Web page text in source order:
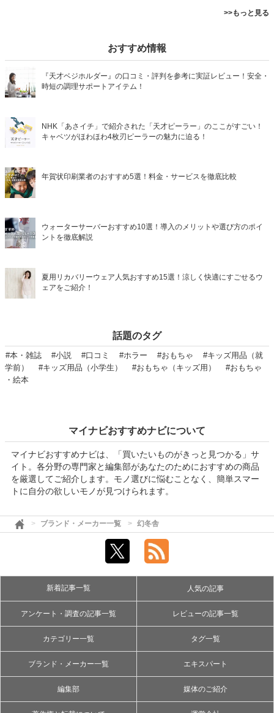
>>もっと見る
おすすめ情報
『天才ベジホルダー』の口コミ・評判を参考に実証レビュー！安全・
時短の調理サポートアイテム！
NHK「あさイチ」で紹介された「天才ピーラー」のここがすごい！
キャベツがほわほわ4枚刃ピーラーの魅力に迫る！
年賀状印刷業者のおすすめ5選！料金・サービスを徹底比較
ウォーターサーバーおすすめ10選！導入のメリットや選び方のポイ
ントを徹底解説
夏用リカバリーウェア人気おすすめ15選！涼しく快適にすごせるウ
ェアをご紹介！
話題のタグ
#本・雑誌 #小説 #口コミ #ホラー #おもちゃ
#キッズ用品（就
学前）
#キッズ用品（小学生） #おもちゃ（キッズ用）
#おもちゃ
・絵本
マイナビおすすめナビについて
マイナビおすすめナビは、「買いたいものがきっと見つかる」サ
イト。各分野の専門家と編集部があなたのためにおすすめの商品
を厳選してご紹介します。モノ選びに悩むことなく、簡単スマー
トに自分の欲しいモノが見つけられます。
ブランド・メーカー一覧 幻冬舎
新着記事一覧 人気の記事
アンケート・調査の記事一覧 レビューの記事一覧
カテゴリー一覧 タグ一覧
ブランド・メーカー一覧 エキスパート
編集部 媒体のご紹介